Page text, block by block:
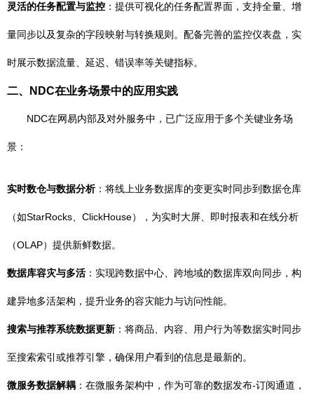
灵活的任务配置与监控 ：提供可视化的任务配置界面，支持全量、增
量同步以及复杂的字段映射与转换规则。配备完善的监控仪表盘，实
时展示数据流量、延迟、错误率等关键指标。
二、NDC在业务场景中的应用实践
NDC在网易内部及对外服务中，已广泛应用于多个关键业务场
景：
实时数仓与数据分析：将线上业务数据库的变更实时同步到数据仓库
（如StarRocks、ClickHouse），为实时大屏、即时报表和在线分析
（OLAP）提供新鲜数据。
数据库容灾与多活 ：实现跨数据中心、跨地域的数据库双向同步，构
建异地多活架构，提升业务的容灾能力与访问性能。
搜索与推荐系统数据更新 ：将商品、内容、用户行为等数据实时同步
至搜索索引或推荐引擎，确保用户看到的信息是最新的。
微服务数据解耦 ：在微服务架构中，作为可靠的数据发布-订阅通道，